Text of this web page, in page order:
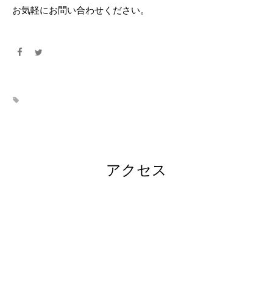
お気軽にお問い合わせください。
アクセス